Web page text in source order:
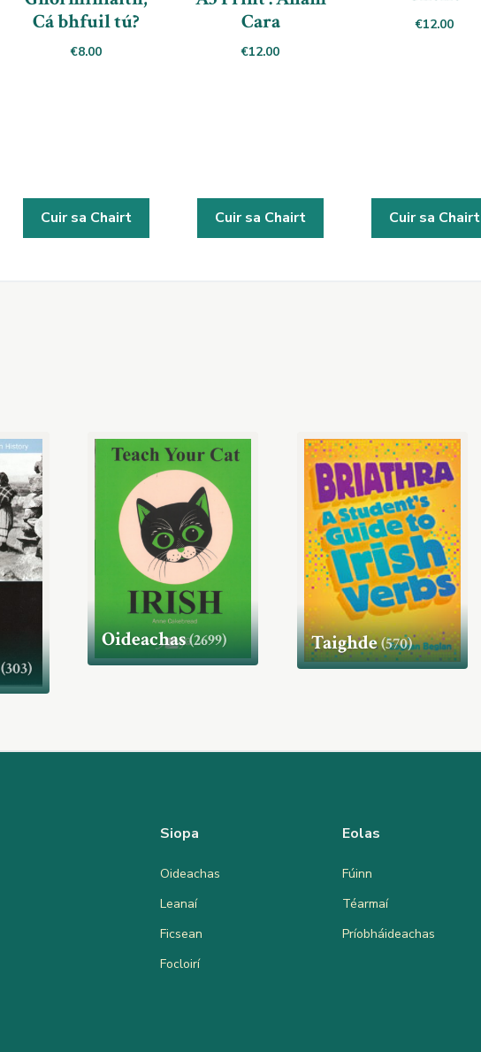
Cá bhfuil tú?
€8.00
Cuir sa Chairt
Cara
€12.00
Cuir sa Chairt
€12.00
Cuir sa Chairt
(303)
Oideachas(2699) Taighde(570)
Siopa
Oideachas
Leanaí
Ficsean
Focloirí
Eolas
Fúinn
Téarmaí
Príobháideachas